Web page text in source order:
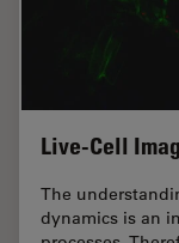
Live-Cell
The
dynamics is an